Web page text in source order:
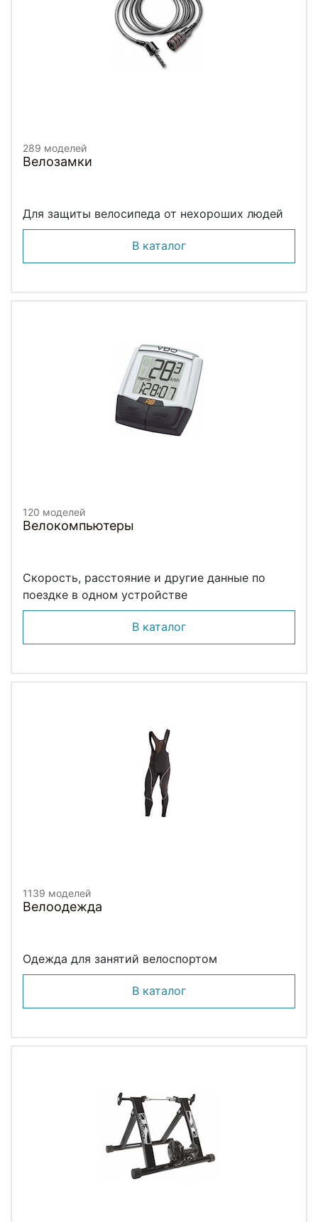
289 моделей
Велозамки
Для защиты велосипеда от нехороших людей
В каталог
120 моделей
Велокомпьютеры
Скорость, расстояние и другие данные по
поездке в одном устройстве
В каталог
1139 моделей
Велоодежда
Одежда для занятий велоспортом
В каталог